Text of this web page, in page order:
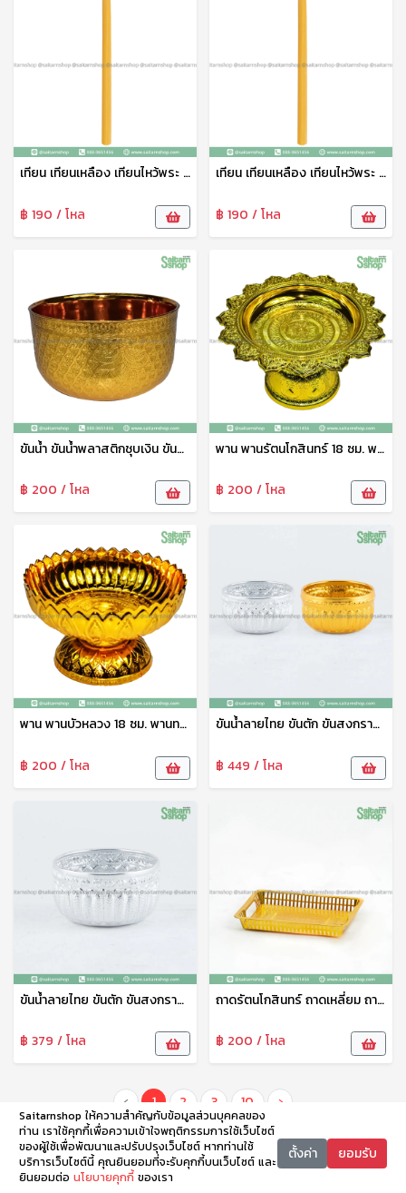
เทียน เทียนเหลือง เทียนไหว้พระ เทียนจุดบูชา เทียนไข เทียนสั้น ตราเพิ่มบุญนำโชค
฿ 190 / โหล
เทียน เทียนเหลือง เทียนไหว้พระ เทียนจุดบูชา เทียนไข เทียนยาว ตราเพิ่มบุญนำโชค
฿ 190 / โหล
ขันน้ำ ขันน้ำพลาสติกชุบเงิน ขันน้ำลายไทย ขันน้ำดื่ม ขันน้ำงานพิธี ขันน้ำสงกรานต์ ขันน้ำงานบุญ ขันเงิน ตราพระจันทร์
฿ 200 / โหล
พาน พานรัตนโกสินทร์ 18 ซม. พานเงิน พานวางพระ พานพิธี พานงานบุญ พานพลาสติก อย่างดี เกรดเอ ตราพระจันทร์
฿ 200 / โหล
พาน พานบัวหลวง 18 ซม. พานทอง พานวางพระ พานพิธี พานงานบุญ พานพลาสติก อย่างดี เกรดเอ ตราพระจันทร์
฿ 200 / โหล
ขันน้ำลายไทย ขันตัก ขันสงกรานต์ ขันสรงน้ำ ขั้นน้ำอลูมิเนียมลายไทย สีทอง 12 ซม. ดอกไม้
฿ 449 / โหล
ขันน้ำลายไทย ขันตัก ขันสงกรานต์ ขันสรงน้ำ ขั้นน้ำอลูมิเนียมลายไทย สีเงิน 12 ซม. ดอกไม้
฿ 379 / โหล
ถาดรัตนโกสินทร์ ถาดเหลี่ยม ถาดพลาสติก ถาดพวายพระ ถาดรอง 30 ซม. TCP
฿ 200 / โหล
‹ 1 2 3 10 ›
Saitarnshop ให้ความสำคัญกับข้อมูลส่วนบุคคลของ
ท่าน เราใช้คุกกี้เพื่อความเข้าใจพฤติกรรมการใช้เว็บไซต์
ของผู้ใช้เพื่อพัฒนาและปรับปรุงเว็บไซต์ หากท่านใช้
บริการเว็บไซต์นี้ คุณยินยอมที่จะรับคุกกี้บนเว็บไซต์ และ
ยินยอมต่อ นโยบายคุกกี้ ของเรา
ตั้งค่า ยอมรับ